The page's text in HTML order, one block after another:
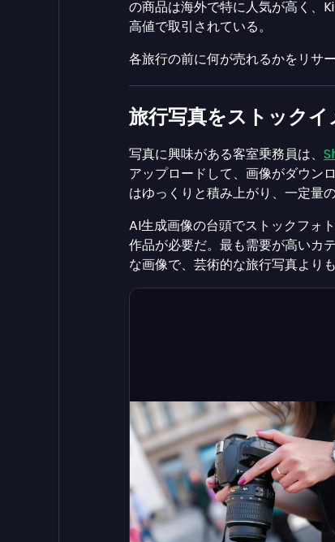
の商品は海外で特に人気が高く、
高値で取引されている。
各旅行の前に何が売れるかをリサ
旅行写真をストック
写真に興味がある客室乗務員は、
アップロードして、画像がダウン
はゆっくりと積み上がり、一定量
AI生成画像の台頭でストックフォ
作品が必要だ。最も需要が高いカ
な画像で、芸術的な旅行写真より